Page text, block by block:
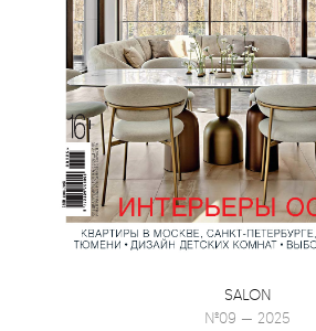
SALON
№09 — 2025